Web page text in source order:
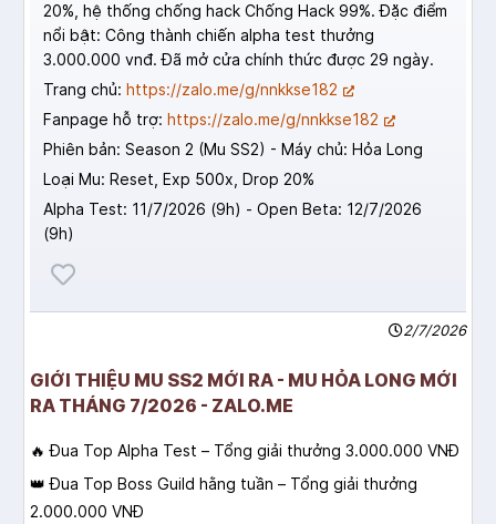
20%, hệ thống chống hack Chống Hack 99%. Đặc điểm
nổi bật: Công thành chiến alpha test thưởng
3.000.000 vnđ. Đã mở cửa chính thức được 29 ngày.
Trang chủ: https://zalo.me/g/nnkkse182
Fanpage hỗ trợ: https://zalo.me/g/nnkkse182
Phiên bản: Season 2 (Mu SS2) - Máy chủ: Hỏa Long
Loại Mu: Reset, Exp 500x, Drop 20%
Alpha Test: 11/7/2026 (9h) - Open Beta: 12/7/2026
(9h)
2/7/2026
GIỚI THIỆU MU SS2 MỚI RA - MU HỎA LONG MỚI
RA THÁNG 7/2026 - ZALO.ME
🔥 Đua Top Alpha Test – Tổng giải thưởng 3.000.000 VNĐ
👑 Đua Top Boss Guild hằng tuần – Tổng giải thưởng
2.000.000 VNĐ